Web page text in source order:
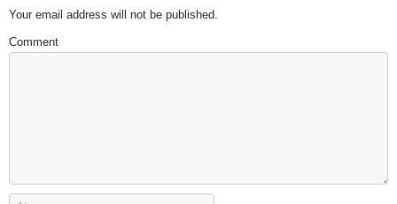
Your email address will not be published.
Comment